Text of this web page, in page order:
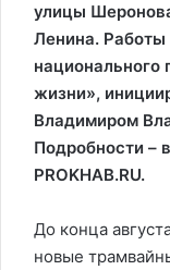
улицы
Ленина. Работы
национального
жизни»,
Владимиром
Подробности –
PROKHAB.RU.
До конца
новые